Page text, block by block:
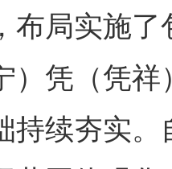
布局实施
）凭（凭
持续夯实